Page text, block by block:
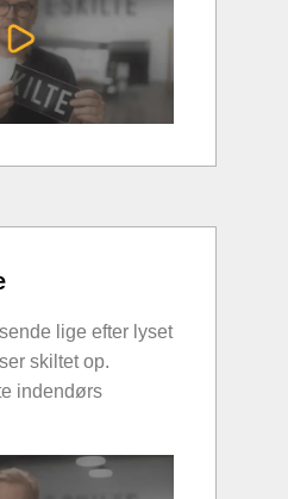
lige efter lyset
skiltet op.
indendørs